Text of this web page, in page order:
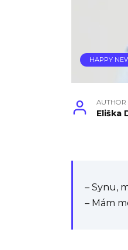
HAPPY
AUTHOR
Eliška
– Synu,
– Mám